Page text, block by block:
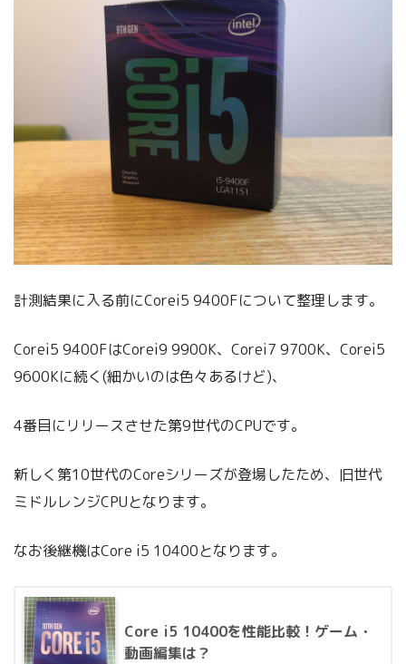
計測結果に入る前にCorei5 9400Fについて整理します。
Corei5 9400FはCorei9 9900K、Corei7 9700K、Corei5
9600Kに続く(細かいのは色々あるけど)、
4番目にリリースさせた第9世代のCPUです。
新しく第10世代のCoreシリーズが登場したため、旧世代
ミドルレンジCPUとなります。
なお後継機はCore i5 10400となります。
Core i5 10400を性能比較！ゲーム・
動画編集は？